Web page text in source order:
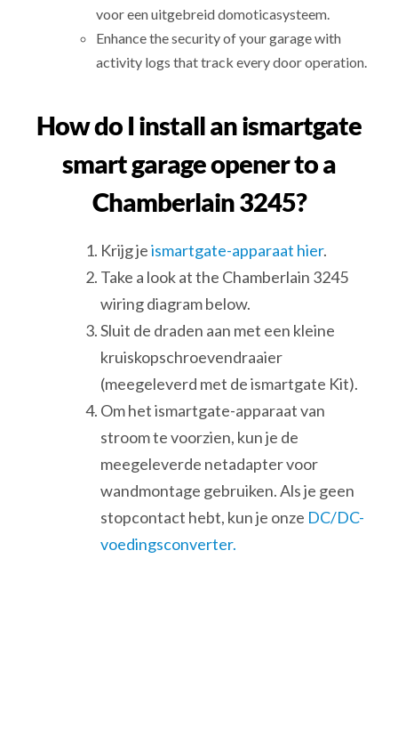
voor een uitgebreid domoticasysteem.
Enhance the security of your garage with
activity logs that track every door operation.
How do I install an ismartgate
smart garage opener to a
Chamberlain 3245?
Krijg jeismartgate-apparaat hier.
Take a look at the Chamberlain 3245
wiring diagram below.
Sluit de draden aan met een kleine
kruiskopschroevendraaier
(meegeleverd met de ismartgate Kit).
Om het ismartgate-apparaat van
stroom te voorzien, kun je de
meegeleverde netadapter voor
wandmontage gebruiken. Als je geen
stopcontact hebt, kun je onze DC/DC-
voedingsconverter.